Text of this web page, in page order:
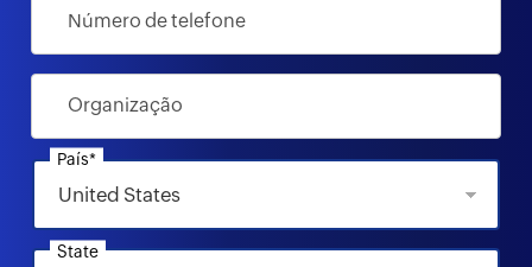
Número de telefone
Organização
País*
State